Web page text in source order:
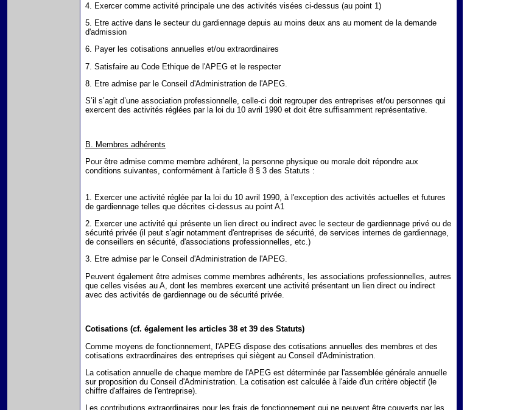
4. Exercer comme activité principale une des activités visées ci-dessus (au point 1)
5. Etre active dans le secteur du gardiennage depuis au moins deux ans au moment de la demande
d'admission
6. Payer les cotisations annuelles et/ou extraordinaires
7. Satisfaire au Code Ethique de l'APEG et le respecter
8. Etre admise par le Conseil d'Administration de l'APEG.
S’il s’agit d’une association professionnelle, celle-ci doit regrouper des entreprises et/ou personnes qui
exercent des activités réglées par la loi du 10 avril 1990 et doit être suffisamment représentative.
B. Membres adhérents
Pour être admise comme membre adhérent, la personne physique ou morale doit répondre aux
conditions suivantes, conformément à l'article 8 § 3 des Statuts :
1. Exercer une activité réglée par la loi du 10 avril 1990, à l'exception des activités actuelles et futures
de gardiennage telles que décrites ci-dessus au point A1
2. Exercer une activité qui présente un lien direct ou indirect avec le secteur de gardiennage privé ou de
sécurité privée (il peut s'agir notamment d'entreprises de sécurité, de services internes de gardiennage,
de conseillers en sécurité, d'associations professionnelles, etc.)
3. Etre admise par le Conseil d'Administration de l'APEG.
Peuvent également être admises comme membres adhérents, les associations professionnelles, autres
que celles visées au A, dont les membres exercent une activité présentant un lien direct ou indirect
avec des activités de gardiennage ou de sécurité privée.
Cotisations (cf. également les articles 38 et 39 des Statuts)
Comme moyens de fonctionnement, l'APEG dispose des cotisations annuelles des membres et des
cotisations extraordinaires des entreprises qui siègent au Conseil d'Administration.
La cotisation annuelle de chaque membre de l'APEG est déterminée par l'assemblée générale annuelle
sur proposition du Conseil d'Administration. La cotisation est calculée à l'aide d'un critère objectif (le
chiffre d'affaires de l'entreprise).
Les contributions extraordinaires pour les frais de fonctionnement qui ne peuvent être couverts par les